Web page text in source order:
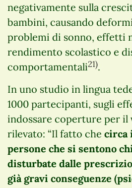
negativamente sulla
bambini, causando
problemi di sonno, effetti
rendimento scolastico e
comportamentali21).
In uno studio in lingua
1000 partecipanti, sugli
indossare coperture per il
rilevato: “Il fatto che circa
persone che si sentono
disturbate dalle
già gravi conseguenze